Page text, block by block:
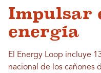
Impulsar
energía
El Energy Loop incluye
nacional de los cañones